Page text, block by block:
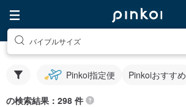
バイブルサイズ
Pinkoi指定便 Pinkoiおすすめ
の検索結果：298 件